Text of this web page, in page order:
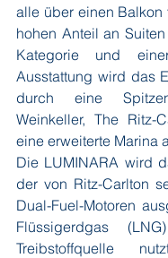
alle über einen Balkon
hohen Anteil an
Kategorie und
Ausstattung wird das
durch eine
Weinkeller, The Ritz-
eine erweiterte Marina
Die LUMINARA wird
der von Ritz-Carlton
Dual-Fuel-Motoren
Flüssigerdgas
Treibstoffquelle